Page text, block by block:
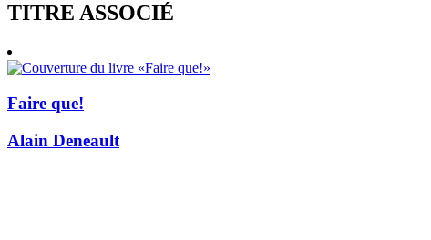
TITRE ASSOCIÉ
Faire que!
Alain Deneault